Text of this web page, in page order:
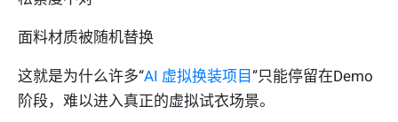
面料材质被随机替换
这就是为什么许多“AI 虚拟换装项目 ”只能停留在Demo
阶段，难以进入真正的虚拟试衣场景。